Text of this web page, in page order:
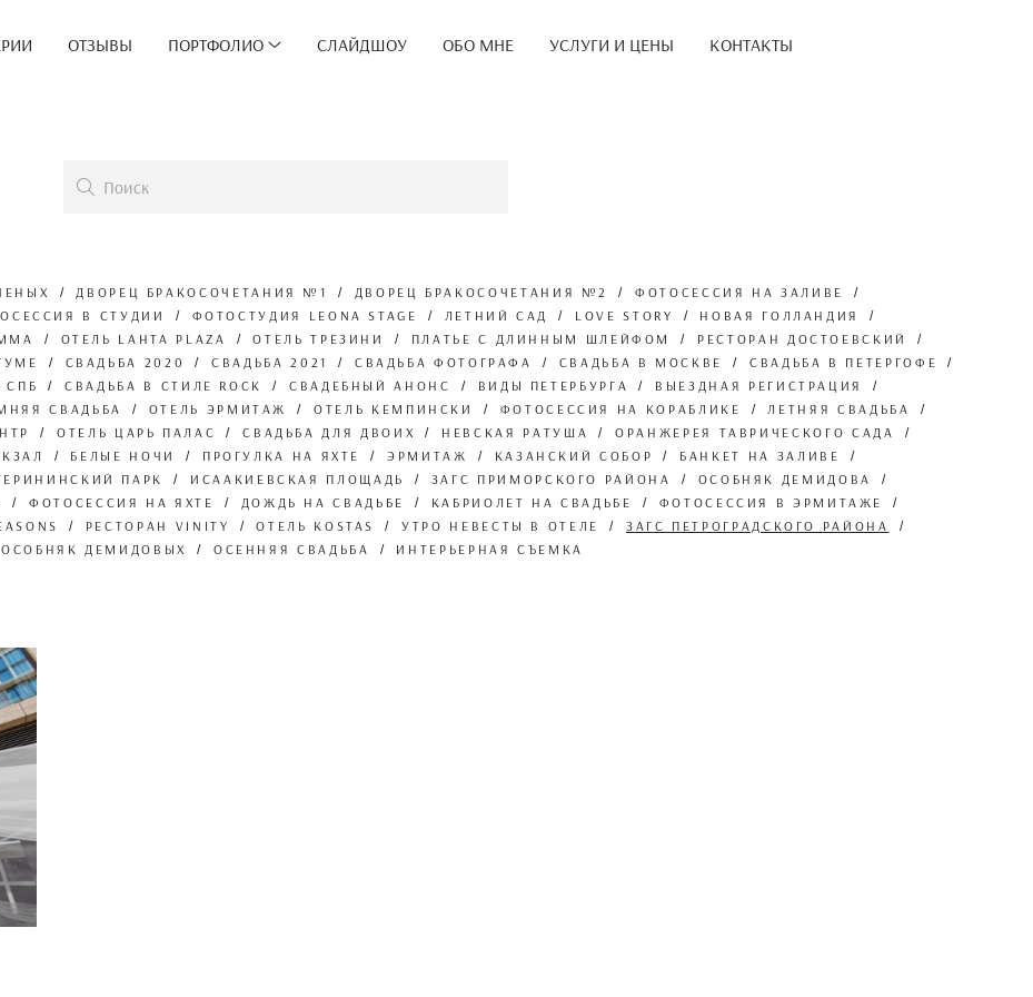
ОТЗЫВЫ ПОРТФОЛИО СЛАЙДШОУ ОБО МНЕ УСЛУГИ И ЦЕНЫ КОНТАКТЫ
ДВОРЕЦ БРАКОСОЧЕТАНИЯ №1 ДВОРЕЦ БРАКОСОЧЕТАНИЯ №2
ФОТОСЕССИЯ НА ЗАЛИВЕ
В СТУДИИ ФОТОСТУДИЯ LEONA STAGE ЛЕТНИЙ САД LOVE STORY
НОВАЯ ГОЛЛАНДИЯ
ОТЕЛЬ LAHTA PLAZA ОТЕЛЬ ТРЕЗИНИ ПЛАТЬЕ С ДЛИННЫМ ШЛЕЙФОМ
РЕСТОРАН ДОСТОЕВСКИЙ
СВАДЬБА 2020 СВАДЬБА 2021 СВАДЬБА ФОТОГРАФА СВАДЬБА В МОСКВЕ
СВАДЬБА В ПЕТЕРГОФЕ
СПБ СВАДЬБА В СТИЛЕ ROCK СВАДЕБНЫЙ АНОНС ВИДЫ ПЕТЕРБУРГА
ВЫЕЗДНАЯ РЕГИСТРАЦИЯ
СВАДЬБА ОТЕЛЬ ЭРМИТАЖ ОТЕЛЬ КЕМПИНСКИ ФОТОСЕССИЯ НА КОРАБЛИКЕ
ЛЕТНЯЯ СВАДЬБА
ОТЕЛЬ ЦАРЬ ПАЛАС СВАДЬБА ДЛЯ ДВОИХ НЕВСКАЯ РАТУША
ОРАНЖЕРЕЯ ТАВРИЧЕСКОГО САДА
БЕЛЫЕ НОЧИ ПРОГУЛКА НА ЯХТЕ ЭРМИТАЖ КАЗАНСКИЙ СОБОР
БАНКЕТ НА ЗАЛИВЕ
ПАРК ИСААКИЕВСКАЯ ПЛОЩАДЬ ЗАГС ПРИМОРСКОГО РАЙОНА
ОСОБНЯК ДЕМИДОВА
ФОТОСЕССИЯ НА ЯХТЕ ДОЖДЬ НА СВАДЬБЕ КАБРИОЛЕТ НА СВАДЬБЕ
ФОТОСЕССИЯ В ЭРМИТАЖЕ
РЕСТОРАН VINITY ОТЕЛЬ KOSTAS УТРО НЕВЕСТЫ В ОТЕЛЕ
ЗАГС ПЕТРОГРАДСКОГО РАЙОНА
ОСОБНЯК ДЕМИДОВЫХ
ОСЕННЯЯ СВАДЬБА ИНТЕРЬЕРНАЯ СЪЕМКА